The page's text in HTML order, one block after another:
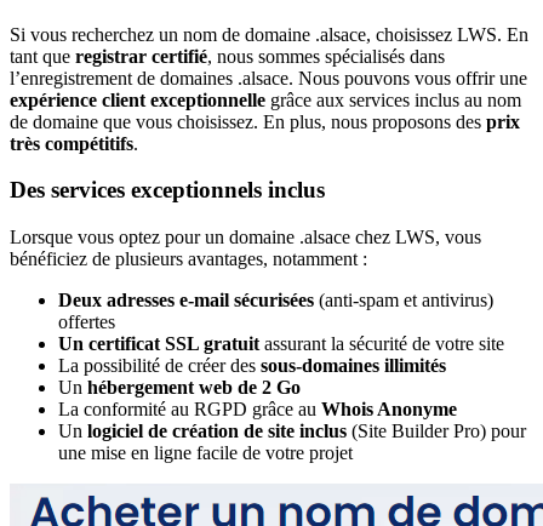
Si vous recherchez un nom de domaine .alsace, choisissez LWS. En
tant que registrar certifié, nous sommes spécialisés dans
l’enregistrement de domaines .alsace. Nous pouvons vous offrir une
expérience client exceptionnelle grâce aux services inclus au nom
de domaine que vous choisissez. En plus, nous proposons des prix
très compétitifs.
Des services exceptionnels inclus
Lorsque vous optez pour un domaine .alsace chez LWS, vous
bénéficiez de plusieurs avantages, notamment :
Deux adresses e-mail sécurisées (anti-spam et antivirus)
offertes
Un certificat SSL gratuit assurant la sécurité de votre site
La possibilité de créer des sous-domaines illimités
Un hébergement web de 2 Go
La conformité au RGPD grâce au Whois Anonyme
Un logiciel de création de site inclus (Site Builder Pro) pour
une mise en ligne facile de votre projet